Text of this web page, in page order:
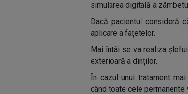
simularea digitală a
Dacă pacientul consideră
aplicare a fațetelor.
Mai întâi se va realiza
exterioară a dinților.
În cazul unui tratament
când toate cele permanente